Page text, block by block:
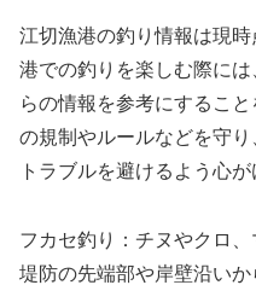
江切漁港の釣り情報は現
港での釣りを楽しむ際に
らの情報を参考にするこ
の規制やルールなどを守
トラブルを避けるよう心が
フカセ釣り：チヌやクロ、
堤防の先端部や岸壁沿い